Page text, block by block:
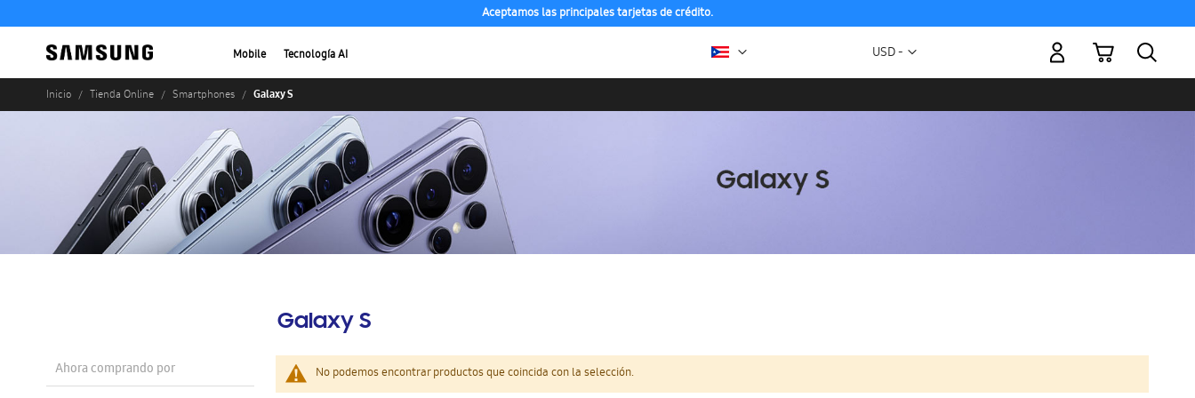
Aceptamos las principales tarjetas de crédito.
Mobile Tecnología AI Moneda
USD -
Mi carrito
Inicio Tienda Online Smartphones Galaxy S
Galaxy S
No podemos encontrar productos que coincida con la selección.
Ahora comprando por